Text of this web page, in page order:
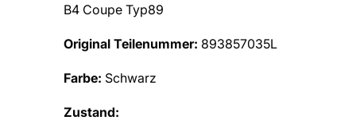
B4 Coupe Typ89
Original Teilenummer: 893857035L
Farbe: Schwarz
Zustand: